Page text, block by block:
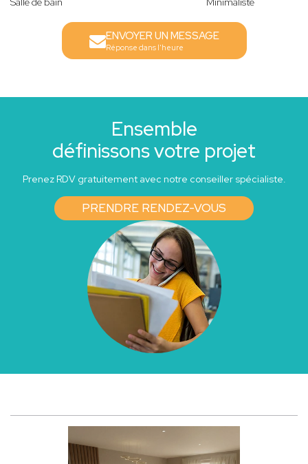
ENVOYER UN MESSAGE
Réponse dans l'heure
Ensemble
définissons votre projet
Prenez RDV gratuitement avec notre conseiller spécialiste.
PRENDRE RENDEZ-VOUS